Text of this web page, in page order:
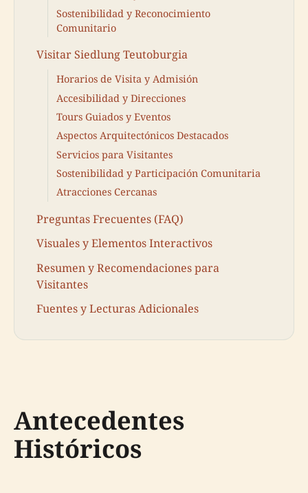
Sostenibilidad y Reconocimiento
Comunitario
Visitar Siedlung Teutoburgia
Horarios de Visita y Admisión
Accesibilidad y Direcciones
Tours Guiados y Eventos
Aspectos Arquitectónicos Destacados
Servicios para Visitantes
Sostenibilidad y Participación Comunitaria
Atracciones Cercanas
Preguntas Frecuentes (FAQ)
Visuales y Elementos Interactivos
Resumen y Recomendaciones para
Visitantes
Fuentes y Lecturas Adicionales
Antecedentes
Históricos